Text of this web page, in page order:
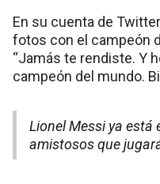
En su cuenta de
fotos con el campeón
“Jamás te rendiste. Y
campeón del mundo.
Lionel Messi ya está
amistosos que